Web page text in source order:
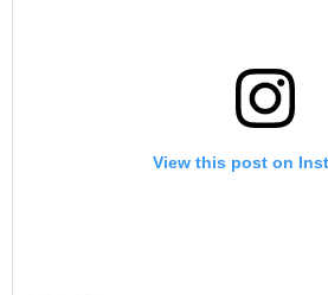
View this post on